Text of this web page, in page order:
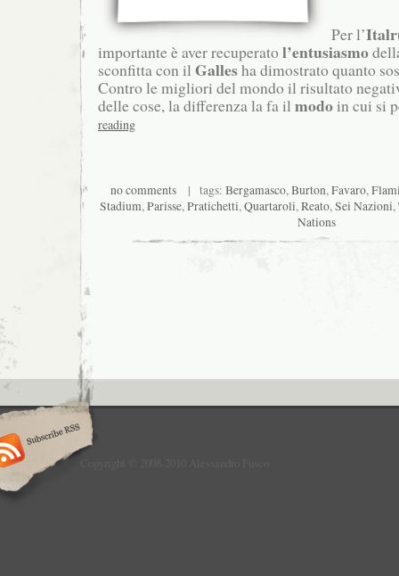
Per l’
importante è aver recuperato l’entusiasmo
sconfitta con il Gallesha dimostrato quanto
Contro le migliori del mondo il risultato
delle cose, la differenza la fa il modo in cui si
reading
no comments | tags: Bergamasco,Burton,Favaro,
Stadium,Parisse,Pratichetti,Quartaroli,Reato,Sei Nazioni,
Nations